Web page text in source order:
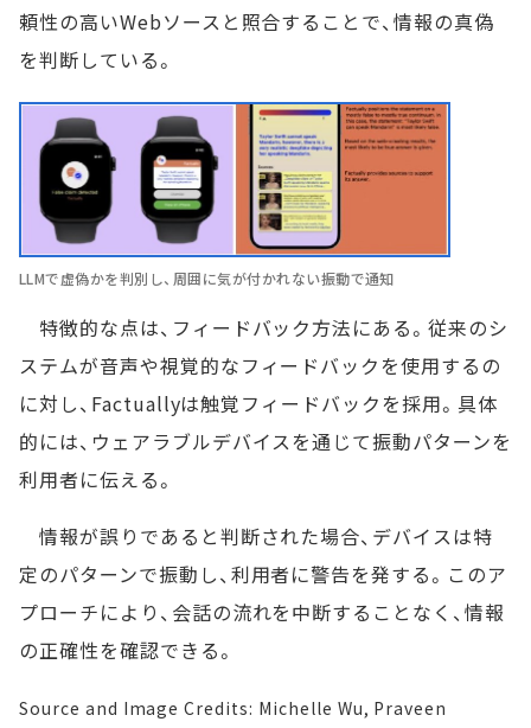
頼性の高いWebソースと照合することで、情報の真偽
を判断している。
LLMで虚偽かを判別し、周囲に気が付かれない振動で通知
特徴的な点は、フィードバック方法にある。従来のシ
ステムが音声や視覚的なフィードバックを使用するの
に対し、Factuallyは触覚フィードバックを採用。具体
的には、ウェアラブルデバイスを通じて振動パターンを
利用者に伝える。
情報が誤りであると判断された場合、デバイスは特
定のパターンで振動し、利用者に警告を発する。このア
プローチにより、会話の流れを中断することなく、情報
の正確性を確認できる。
Source and Image Credits: Michelle Wu, Praveen